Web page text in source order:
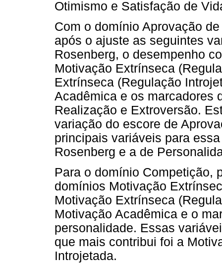
Otimismo e Satisfação de
Com o domínio Aprovação
após o ajuste as seguintes
Rosenberg, o desempenho
Motivação Extrínseca
Extrínseca (Regulação
Acadêmica e os marcadores
Realização e Extroversão.
variação do escore de
principais variáveis para
Rosenberg e a de
Para o domínio Competição,
domínios Motivação
Motivação Extrínseca
Motivação Acadêmica e o
personalidade. Essas
que mais contribui foi a
Introjetada.